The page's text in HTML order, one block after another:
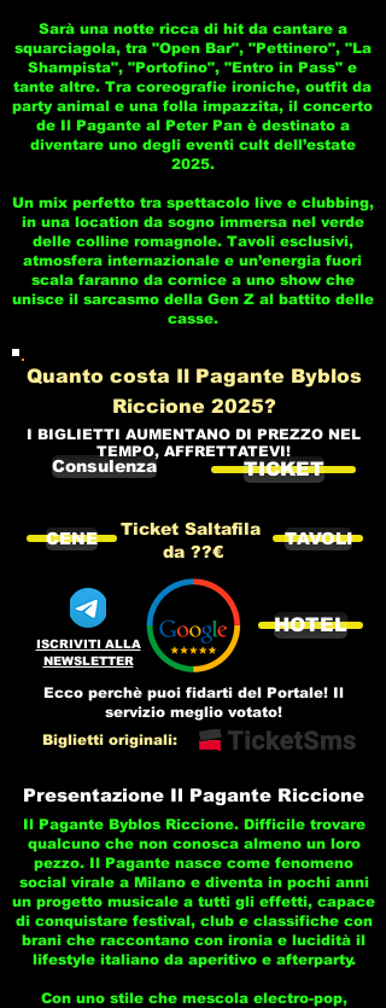
Sarà una notte ricca di hit da cantare a
squarciagola, tra "Open Bar", "Pettinero", "La
Shampista", "Portofino", "Entro in Pass" e
tante altre. Tra coreografie ironiche, outfit da
party animal e una folla impazzita, il concerto
de Il Pagante al Peter Pan è destinato a
diventare uno degli eventi cult dell’estate
2025.
Un mix perfetto tra spettacolo live e clubbing,
in una location da sogno immersa nel verde
delle colline romagnole. Tavoli esclusivi,
atmosfera internazionale e un’energia fuori
scala faranno da cornice a uno show che
unisce il sarcasmo della Gen Z al battito delle
casse.
Quanto costa Il Pagante Byblos
Riccione 2025?
I BIGLIETTI AUMENTANO DI PREZZO NEL
TEMPO, AFFRETTATEVI!
Consulenza TICKET
CENE
Ticket Saltafila
da ??€
TAVOLI
ISCRIVITI ALLA
NEWSLETTER
HOTEL
Ecco perchè puoi fidarti del Portale! Il
servizio meglio votato!
Biglietti originali:
Presentazione Il Pagante Riccione
Il Pagante Byblos Riccione. Difficile trovare
qualcuno che non conosca almeno un loro
pezzo. Il Pagante nasce come fenomeno
social virale a Milano e diventa in pochi anni
un progetto musicale a tutti gli effetti, capace
di conquistare festival, club e classifiche con
brani che raccontano con ironia e lucidità il
lifestyle italiano da aperitivo e afterparty.
Con uno stile che mescola electro-pop,